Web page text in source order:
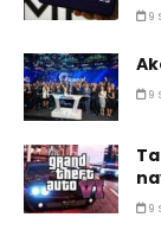
9
9
9